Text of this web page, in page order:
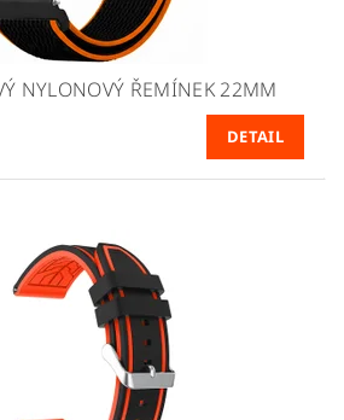
NYLONOVÝ ŘEMÍNEK 22MM
DETAIL